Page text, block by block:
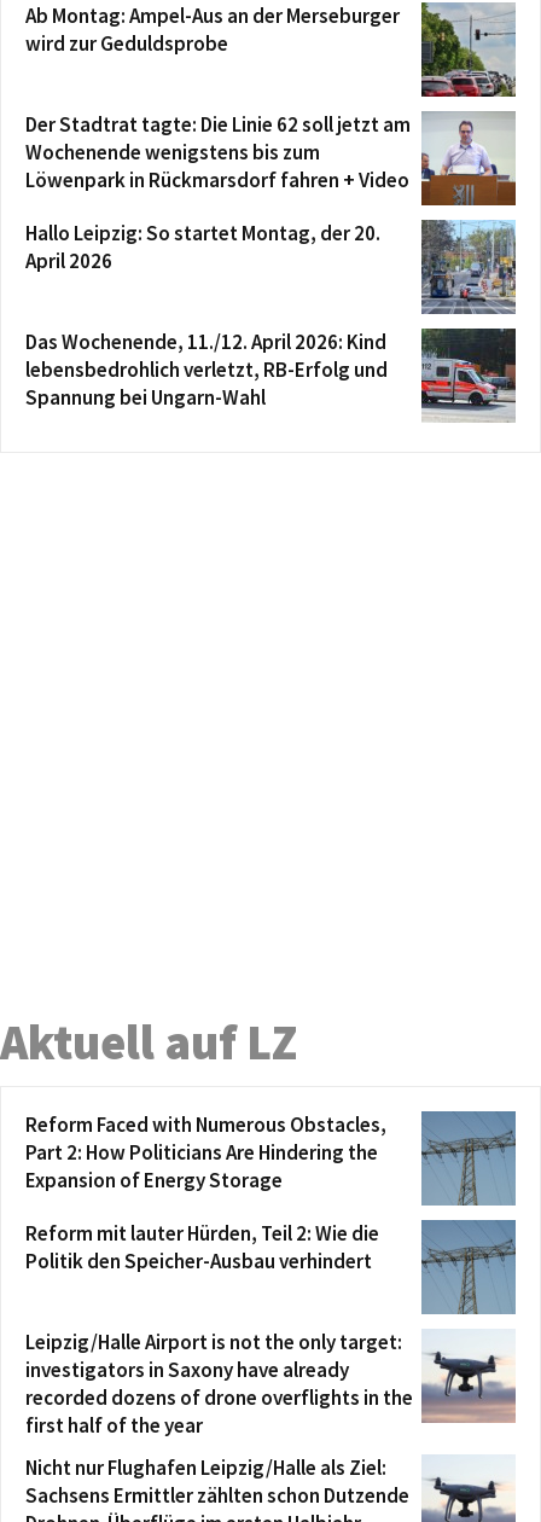
Ab Montag: Ampel-Aus an der Merseburger
wird zur Geduldsprobe
Der Stadtrat tagte: Die Linie 62 soll jetzt am
Wochenende wenigstens bis zum
Löwenpark in Rückmarsdorf fahren + Video
Hallo Leipzig: So startet Montag, der 20.
April 2026
Das Wochenende, 11./12. April 2026: Kind
lebensbedrohlich verletzt, RB-Erfolg und
Spannung bei Ungarn-Wahl
Aktuell auf LZ
Reform Faced with Numerous Obstacles,
Part 2: How Politicians Are Hindering the
Expansion of Energy Storage
Reform mit lauter Hürden, Teil 2: Wie die
Politik den Speicher-Ausbau verhindert
Leipzig/Halle Airport is not the only target:
investigators in Saxony have already
recorded dozens of drone overflights in the
first half of the year
Nicht nur Flughafen Leipzig/Halle als Ziel:
Sachsens Ermittler zählten schon Dutzende